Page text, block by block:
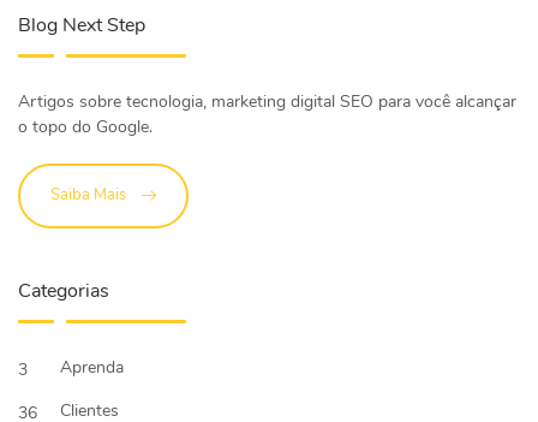
Blog Next Step
Artigos sobre tecnologia, marketing digital SEO para você alcançar
o topo do Google.
Saiba Mais
Categorias
3
Aprenda
36
Clientes